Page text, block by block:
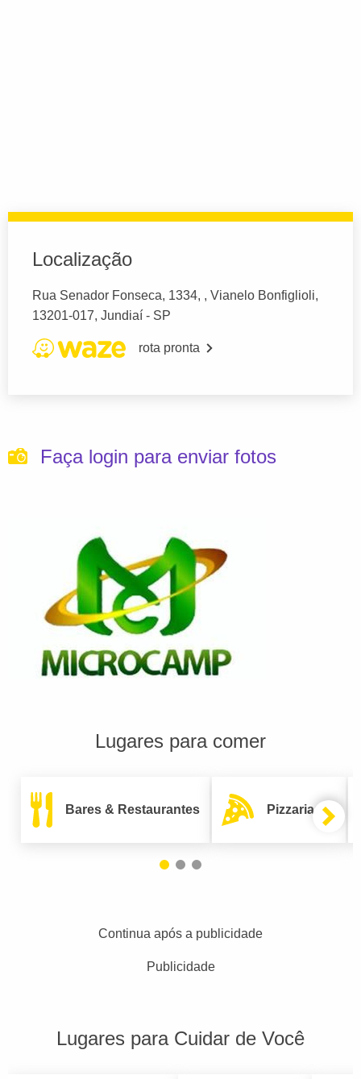
Localização
Rua Senador Fonseca, 1334, , Vianelo Bonfiglioli,
13201-017, Jundiaí - SP
rota pronta
Faça login para enviar fotos
Lugares para comer
Bares & Restaurantes Pizzarias
Continua após a publicidade
Publicidade
Lugares para Cuidar de Você